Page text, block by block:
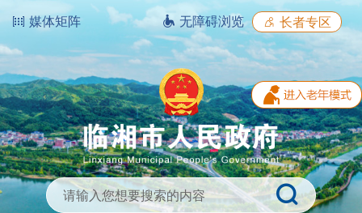
媒体矩阵 无障碍浏览 长者专区